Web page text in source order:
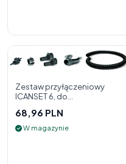
Zestaw przyłączeniowy
ICANSET 6, do
68,96 PLN
W magazynie